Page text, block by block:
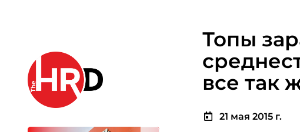
Топы
все так
21 мая 2015 г.